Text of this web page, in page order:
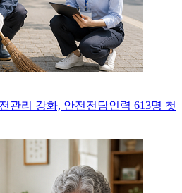
관리 강화, 안전전담인력 613명 첫